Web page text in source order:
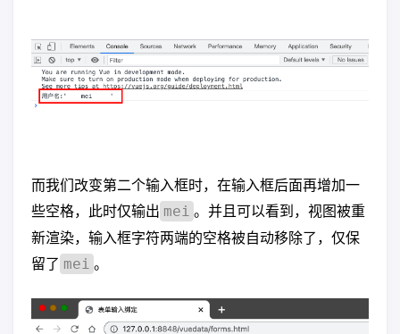
而我们改变第二个输入框时，在输入框后面再增加一
些空格，此时仅输出 mei 。并且可以看到，视图被重
新渲染，输入框字符两端的空格被自动移除了，仅保
留了 mei 。